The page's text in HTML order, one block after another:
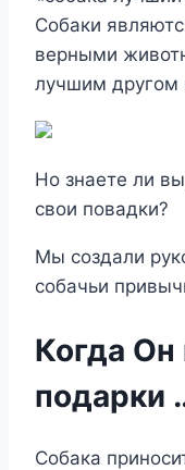
Собаки
верными
лучшим другом
Но знаете ли
свои повадки?
Мы создали
собачьи
Когда Он
подарки
Собака